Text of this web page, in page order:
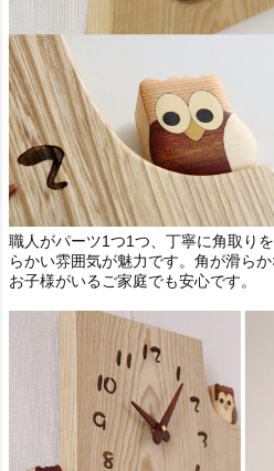
職人がパーツ1つ1つ、丁寧に角取り
らかい雰囲気が魅力です。角が滑ら
お子様がいるご家庭でも安心です。